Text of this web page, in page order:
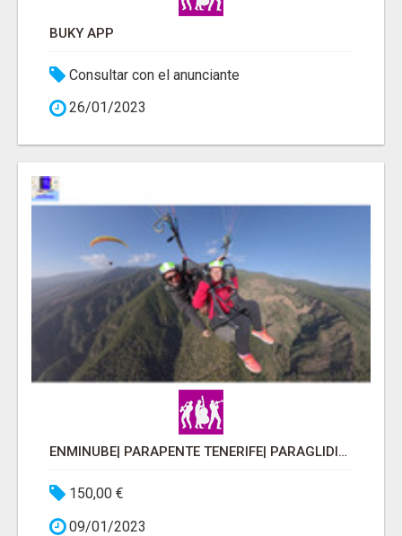
BUKY APP
Consultar con el anunciante
26/01/2023
ENMINUBE| PARAPENTE TENERIFE| PARAGLIDING TENERIFE
150,00 €
09/01/2023